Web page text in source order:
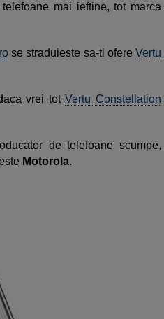
mai ieftine, tot marca
se straduieste sa-ti ofere Vertu
vrei totVertu Constellation
de telefoane scumpe,
Motorola.